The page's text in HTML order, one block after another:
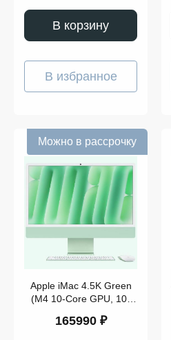
В корзину
В избранное
Можно в рассрочку
Apple iMac 4.5K Green
(M4 10-Core GPU, 10-
256GB) (2024)
165990 ₽